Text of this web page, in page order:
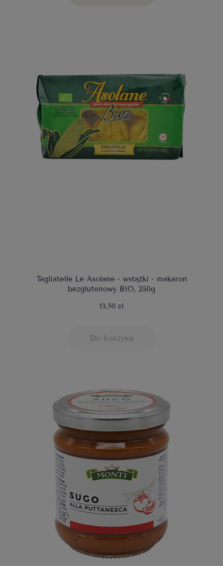
Tagliatelle Le Asolane - wstążki - makaron
bezglutenowy BIO, 250g
13,50 zł
Do koszyka